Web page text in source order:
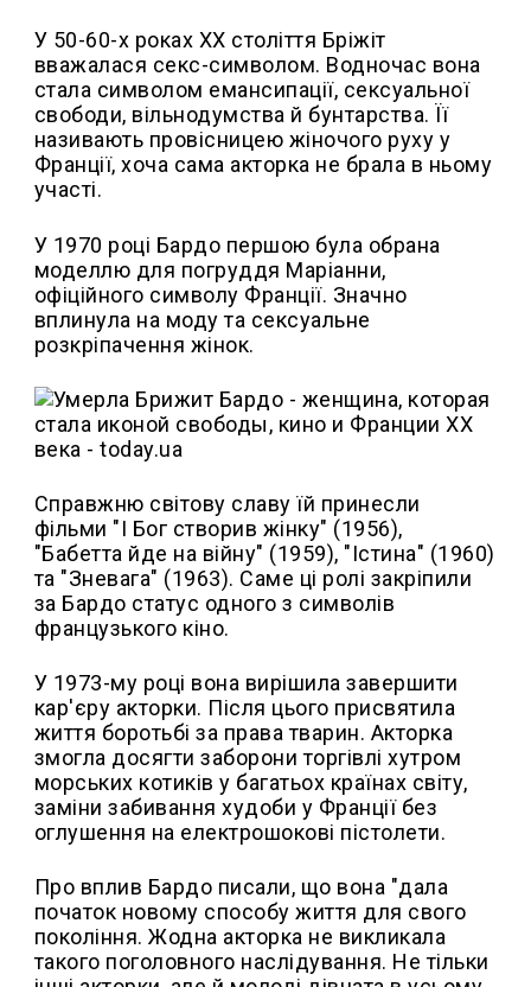
У 50-60-х роках XX століття Бріжіт
вважалася секс-символом. Водночас вона
стала символом емансипації, сексуальної
свободи, вільнодумства й бунтарства. Її
називають провісницею жіночого руху у
Франції, хоча сама акторка не брала в ньому
участі.
У 1970 році Бардо першою була обрана
моделлю для погруддя Маріанни,
офіційного символу Франції. Значно
вплинула на моду та сексуальне
розкріпачення жінок.
Справжню світову славу їй принесли
фільми "І Бог створив жінку" (1956),
"Бабетта йде на війну" (1959), "Істина" (1960)
та "Зневага" (1963). Саме ці ролі закріпили
за Бардо статус одного з символів
французького кіно.
У 1973-му році вона вирішила завершити
кар'єру акторки. Після цього присвятила
життя боротьбі за права тварин. Акторка
змогла досягти заборони торгівлі хутром
морських котиків у багатьох країнах світу,
заміни забивання худоби у Франції без
оглушення на електрошокові пістолети.
Про вплив Бардо писали, що вона "дала
початок новому способу життя для свого
покоління. Жодна акторка не викликала
такого поголовного наслідування. Не тільки